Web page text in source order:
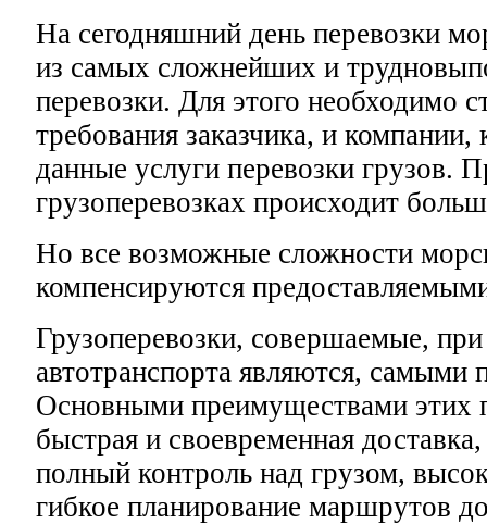
На сегодняшний день перевозки
из самых сложнейших и
перевозки. Для этого необходимо
требования заказчика, и компании,
данные услуги перевозки грузов.
грузоперевозках происходит
Но все возможные сложности
компенсируются
Грузоперевозки, совершаемые,
автотранспорта являются, самыми
Основными преимуществами этих
быстрая и своевременная
полный контроль над грузом,
гибкое планирование маршрутов